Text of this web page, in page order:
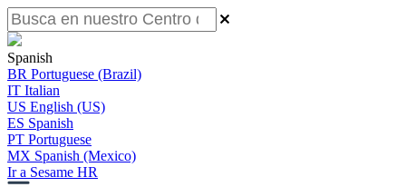
Spanish
BR Portuguese (Brazil)
IT Italian
US English (US)
ES Spanish
PT Portuguese
MX Spanish (Mexico)
Ir a Sesame HR